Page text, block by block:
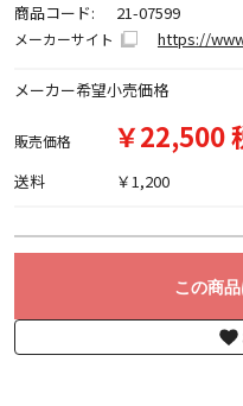
商品コード:
21-07599
メーカーサイト https://
メーカー希望小売価格
販売価格 ￥22,500
送料 ￥1,200
この商